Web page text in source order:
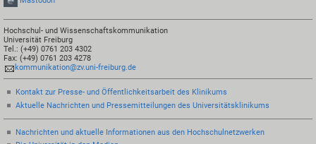
Hochschul- und Wissenschaftskommunikation
Universität Freiburg
Tel.: (+49) 0761 203 4302
Fax: (+49) 0761 203 4278
kommunikation@zv.uni-freiburg.de
Kontakt zur Presse- und Öffentlichkeitsarbeit des Klinikums
Aktuelle Nachrichten und Pressemitteilungen des Universitätsklinikums
Nachrichten und aktuelle Informationen aus den Hochschulnetzwerken